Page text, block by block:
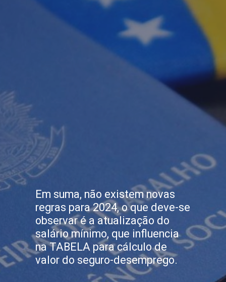
Em suma, não existem novas
regras para 2024, o que deve-se
observar é a atualização do
salário mínimo, que influencia
na TABELA para cálculo de
valor do seguro-desemprego.